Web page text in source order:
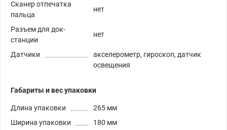
Сканер отпечатка
пальца
нет
Разъем для док-
станции
нет
Датчики
акселерометр, гироскоп, датчик
освещения
Габариты и вес упаковки
Длина упаковки
265 мм
Ширина упаковки
180 мм